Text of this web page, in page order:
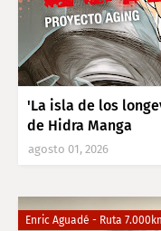
'La isla de los
de Hidra Manga
agosto 01, 2026
Enric Aguadé - Ruta